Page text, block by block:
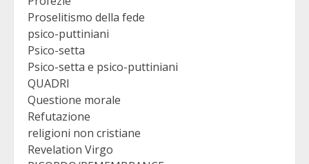
Proselitismo della fede
psico-puttiniani
Psico-setta
Psico-setta e psico-puttiniani
QUADRI
Questione morale
Refutazione
religioni non cristiane
Revelation Virgo